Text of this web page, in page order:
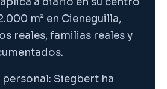
m² en Cieneguilla,
reales, familias reales y
personal: Siegbert ha